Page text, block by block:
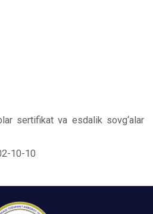
sertifikat va esdalik sovg‘alar
10-10